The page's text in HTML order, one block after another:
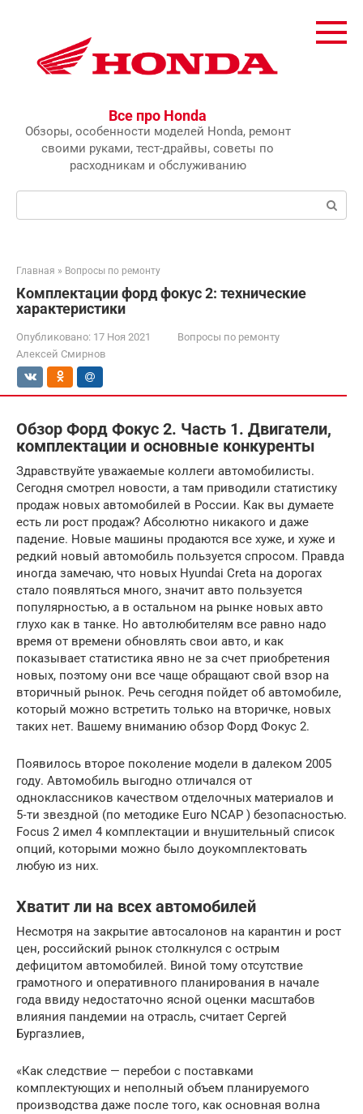
Все про Honda
Обзоры, особенности моделей Honda, ремонт
своими руками, тест-драйвы, советы по
расходникам и обслуживанию
Главная » Вопросы по ремонту
Комплектации форд фокус 2: технические
характеристики
Опубликовано: 17 Ноя 2021
Вопросы по ремонту
Алексей Смирнов
Обзор Форд Фокус 2. Часть 1. Двигатели,
комплектации и основные конкуренты
Здравствуйте уважаемые коллеги автомобилисты.
Сегодня смотрел новости, а там приводили статистику
продаж новых автомобилей в России. Как вы думаете
есть ли рост продаж? Абсолютно никакого и даже
падение. Новые машины продаются все хуже, и хуже и
редкий новый автомобиль пользуется спросом. Правда
иногда замечаю, что новых Hyundai Cre­ta на дорогах
стало появляться много, значит авто пользуется
популярностью, а в остальном на рынке новых авто
глухо как в танке. Но автолюбителям все равно надо
время от времени обновлять свои авто, и как
показывает статистика явно не за счет приобретения
новых, поэтому они все чаще обращают свой взор на
вторичный рынок. Речь сегодня пойдет об автомобиле,
который можно встретить только на вторичке, новых
таких нет. Вашему вниманию обзор Форд Фокус 2.
Появилось второе поколение модели в далеком 2005
году. Автомобиль выгодно отличался от
одноклассников качеством отделочных материалов и
5‑ти звездной (по методике Euro NCAP ) безопасностью.
Focus 2 имел 4 комплектации и внушительный список
опций, которыми можно было доукомплектовать
любую из них.
Хватит ли на всех автомобилей
Несмотря на закрытие автосалонов на карантин и рост
цен, российский рынок столкнулся с острым
дефицитом автомобилей. Виной тому отсутствие
грамотного и оперативного планирования в начале
года ввиду недостаточно ясной оценки масштабов
влияния пандемии на отрасль, считает Сергей
Бургазлиев,
«Как следствие — перебои с поставками
комплектующих и неполный объем планируемого
производства даже после того, как основная волна